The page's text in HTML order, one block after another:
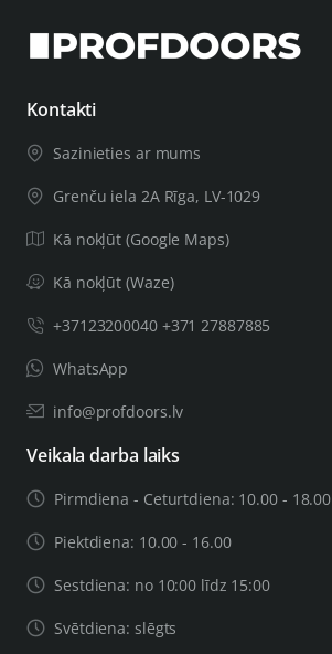
Kontakti
Sazinieties ar mums
Grenču iela 2A Rīga, LV-1029
Kā nokļūt (Google Maps)
Kā nokļūt (Waze)
+37123200040 +371 27887885
WhatsApp
info@profdoors.lv
Veikala darba laiks
Pirmdiena - Ceturtdiena: 10.00 - 18.00
Piektdiena: 10.00 - 16.00
Sestdiena: no 10:00 līdz 15:00
Svētdiena: slēgts